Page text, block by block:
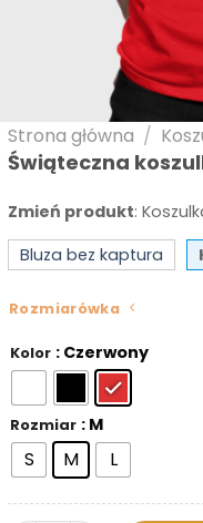
Strona główna /
Świąteczna
Zmień produkt:
Bluza bez kaptura
Rozmiarówka
Kolor : Czerwony
Rozmiar : M
S M L